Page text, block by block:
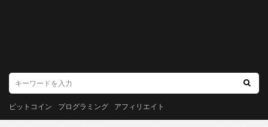
ビットコイン プログラミング アフィリエイト